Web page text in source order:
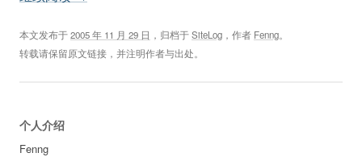
本文发布于2005 年 11 月 29 日 ，归档于SiteLog ，作者 Fenng。
转载请保留原文链接，并注明作者与出处。
个人介绍
Fenng